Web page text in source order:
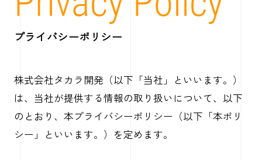
プライバシーポリシー
株式会社タカラ開発（以下「当社」といいます。）
は、当社が提供する情報の取り扱いについて、以下
のとおり、本プライバシーポリシー（以下「本ポリ
シー」といいます。）を定めます。